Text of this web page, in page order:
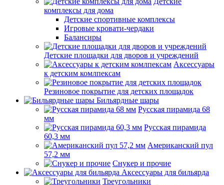
комплексы для дома
Детские спортивные комплексы
Игровые кровати-чердаки
Балансиры
Детские площадки для дворов и учреждений
Аксессуары
к детским комлпексам
Резиновое покрытие для детских площадок
Бильярдные шары
Русская пирамида 68
мм
Русская пирамида
60,3 мм
Американский пул
57,2 мм
Снукер и прочие
Аксессуары для бильярда
Треугольники